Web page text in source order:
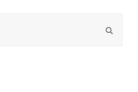
Submit